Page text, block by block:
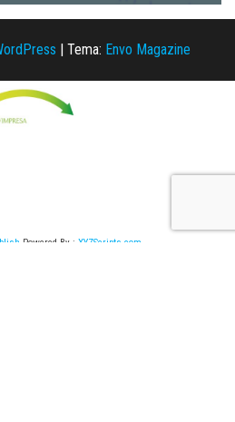
| Tema: Envo Magazine
Powered By : XYZScripts.com